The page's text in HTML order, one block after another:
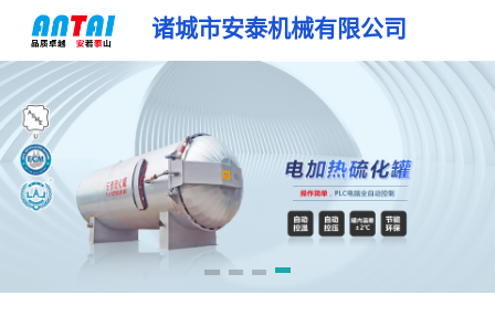
诸城市安泰机械有限公司